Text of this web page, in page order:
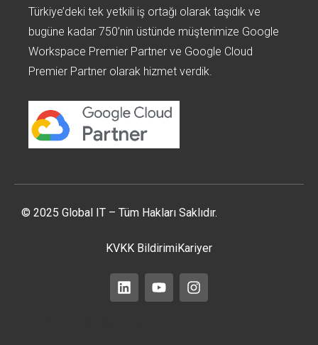
Türkiye’deki tek yetkili iş ortağı olarak taşıdık ve
bugüne kadar 750’nin üstünde müşterimize Google
Workspace Premier Partner ve Google Cloud
Premier Partner olarak hizmet verdik.
© 2025 Global IT – Tüm Hakları Saklıdır.
KVKK BildirimiKariyer